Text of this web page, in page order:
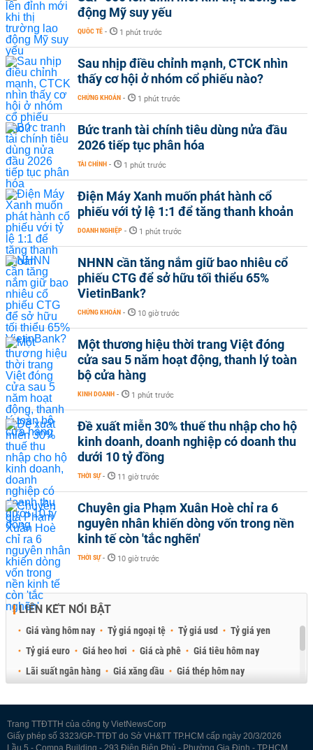
động Mỹ suy yếu
QUỐC TẾ - 1 phút trước
Sau nhịp điều chỉnh mạnh, CTCK nhìn
thấy cơ hội ở nhóm cổ phiếu nào?
CHỨNG KHOÁN - 1 phút trước
Bức tranh tài chính tiêu dùng nửa đầu
2026 tiếp tục phân hóa
TÀI CHÍNH - 1 phút trước
Điện Máy Xanh muốn phát hành cổ
phiếu với tỷ lệ 1:1 để tăng thanh khoản
DOANH NGHIỆP - 1 phút trước
NHNN cần tăng nắm giữ bao nhiêu cổ
phiếu CTG để sở hữu tối thiểu 65%
VietinBank?
CHỨNG KHOÁN - 10 giờ trước
Một thương hiệu thời trang Việt đóng
cửa sau 5 năm hoạt động, thanh lý toàn
bộ cửa hàng
KINH DOANH - 1 phút trước
Đề xuất miễn 30% thuế thu nhập cho hộ
kinh doanh, doanh nghiệp có doanh thu
dưới 10 tỷ đồng
THỜI SỰ - 11 giờ trước
Chuyên gia Phạm Xuân Hoè chỉ ra 6
nguyên nhân khiến dòng vốn trong nền
kinh tế còn 'tắc nghẽn'
THỜI SỰ - 10 giờ trước
LIÊN KẾT NỔI BẬT
Giá vàng hôm nay Tỷ giá ngoại tệ Tỷ giá usd
Tỷ giá yen
Tỷ giá euro
Giá heo hơi Giá cà phê
Giá tiêu hôm nay
Lãi suất ngân hàng
Giá xăng dầu
Giá thép hôm nay
Trang TTĐTTH của công ty VietNewsCorp
Giấy phép số 3323/GP-TTĐT do Sở VH&TT TP.HCM cấp ngày 20/3/2026
Lầu 5 - Compa Building - 293 Điện Biên Phủ - Phường Gia Định - TP.HCM